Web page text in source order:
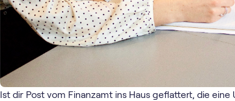
Ist dir Post vom Finanzamt ins Haus geflattert, die